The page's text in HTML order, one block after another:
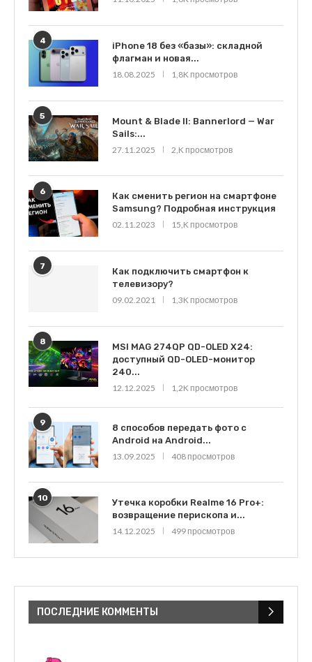
4
iPhone 18 без «базы»: складной
флагман и новая...
18.08.2025
1,8K просмотров
5
Mount & Blade II: Bannerlord — War
Sails:...
27.11.2025
2,K просмотров
6
Как сменить регион на смартфоне
Samsung? Подробная инструкция
02.11.2023
15,K просмотров
7
Как подключить смартфон к
телевизору?
09.02.2021
1,3K просмотров
8
MSI MAG 274QP QD-OLED X24:
доступный QD-OLED-монитор
240...
12.12.2025
1,2K просмотров
9
8 способов передать фото с
Android на Android...
13.09.2025
408 просмотров
10
Утечка коробки Realme 16 Pro+:
возвращение перископа и...
14.12.2025
499 просмотров
ПОСЛЕДНИЕ КОММЕНТЫ